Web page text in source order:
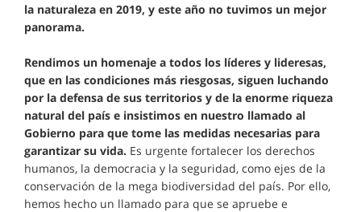
la naturaleza en 2019, y este año no tuvimos un mejor
panorama.
Rendimos un homenaje a todos los líderes y lideresas,
que en las condiciones más riesgosas, siguen luchando
por la defensa de sus territorios y de la enorme riqueza
natural del país e insistimos en nuestro llamado al
Gobierno para que tome las medidas necesarias para
garantizar su vida. Es urgente fortalecer los derechos
humanos, la democracia y la seguridad, como ejes de la
conservación de la mega biodiversidad del país. Por ello,
hemos hecho un llamado para que se apruebe e